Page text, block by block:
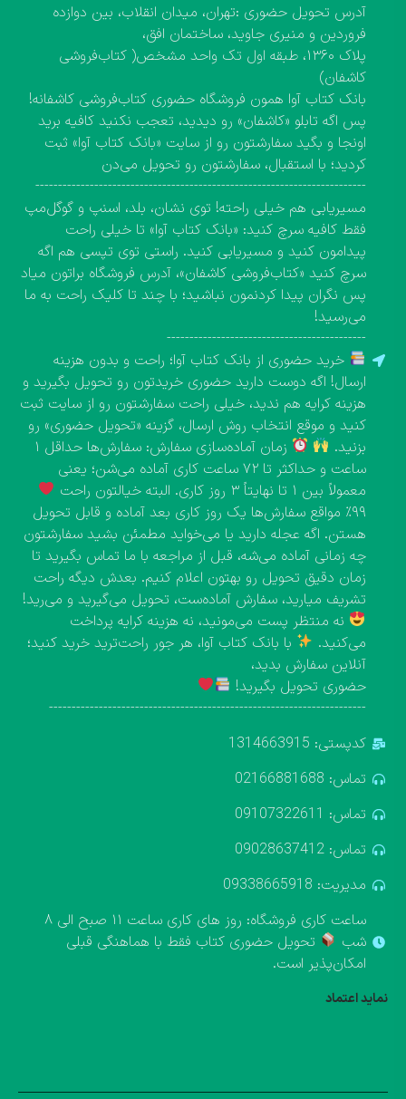
آدرس تحویل حضوری :تهران، میدان انقلاب، بین دوازده
فروردین و منیری جاوید، ساختمان افق،
پلاک ۱۳۶۰، طبقه اول تک واحد مشخص( کتاب‌فروشی
کاشفان)
بانک کتاب آوا همون فروشگاه حضوری کتاب‌فروشی کاشفانه!
پس اگه تابلو «کاشفان» رو دیدید، تعجب نکنید کافیه برید
اونجا و بگید سفارشتون رو از سایت «بانک کتاب آوا» ثبت
کردید؛ با استقبال، سفارشتون رو تحویل می‌دن
-------------------------------------------------------------------------
مسیریابی هم خیلی راحته! توی نشان، بلد، اسنپ و گوگل‌مپ
فقط کافیه سرچ کنید: «بانک کتاب آوا» تا خیلی راحت
پیدامون کنید و مسیریابی کنید. راستی توی تپسی هم اگه
سرچ کنید «کتاب‌فروشی کاشفان»، آدرس فروشگاه براتون میاد
پس نگران پیدا کردنمون نباشید؛ با چند تا کلیک راحت به ما
می‌رسید!
--------------------------------------------
خرید حضوری از بانک کتاب آوا؛ راحت و بدون هزینه
ارسال! اگه دوست دارید حضوری خریدتون رو تحویل بگیرید و
هزینه کرایه هم ندید، خیلی راحت سفارشتون رو از سایت ثبت
کنید و موقع انتخاب روش ارسال، گزینه «تحویل حضوری» رو
بزنید.
زمان آماده‌سازی سفارش: سفارش‌ها حداقل ۱
ساعت و حداکثر تا ۷۲ ساعت کاری آماده می‌شن؛ یعنی
معمولاً بین ۱ تا نهایتاً ۳ روز کاری. البته خیالتون راحت
۹۹٪ مواقع سفارش‌ها یک روز کاری بعد آماده و قابل تحویل
هستن. اگه عجله دارید یا می‌خواید مطمئن بشید سفارشتون
چه زمانی آماده می‌شه، قبل از مراجعه با ما تماس بگیرید تا
زمان دقیق تحویل رو بهتون اعلام کنیم. بعدش دیگه راحت
تشریف میارید، سفارش آماده‌ست، تحویل می‌گیرید و می‌رید!
نه منتظر پست می‌مونید، نه هزینه کرایه پرداخت
می‌کنید.
با بانک کتاب آوا، هر جور راحت‌ترید خرید کنید؛
آنلاین سفارش بدید،
حضوری تحویل بگیرید!
----------------------------------------------------------------------
کدپستی: 1314663915
تماس: 02166881688
تماس: 09107322611
تماس: 09028637412
مدیریت: 09338665918
ساعت کاری فروشگاه: روز های کاری ساعت ۱۱ صبح الی ۸
شب
تحویل حضوری کتاب فقط با هماهنگی قبلی
امکان‌پذیر است.
نماید اعتماد